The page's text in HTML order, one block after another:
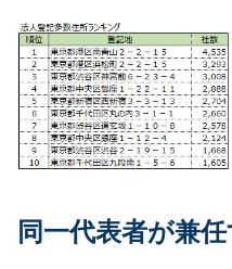
同一代表者が兼